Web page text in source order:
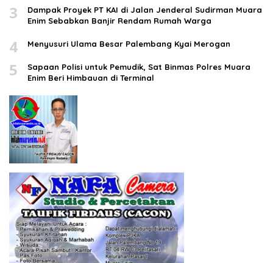
3
Dampak Proyek PT KAI di Jalan Jenderal Sudirman Muara
Enim Sebabkan Banjir Rendam Rumah Warga
4 Menyusuri Ulama Besar Palembang Kyai Merogan
5
Sapaan Polisi untuk Pemudik, Sat Binmas Polres Muara
Enim Beri Himbauan di Terminal